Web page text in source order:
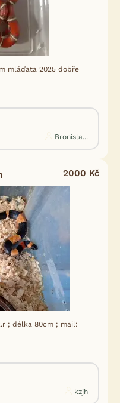
mláďata 2025 dobře
Bronisla...
2000 Kč
; délka 80cm ; mail:
kzjh